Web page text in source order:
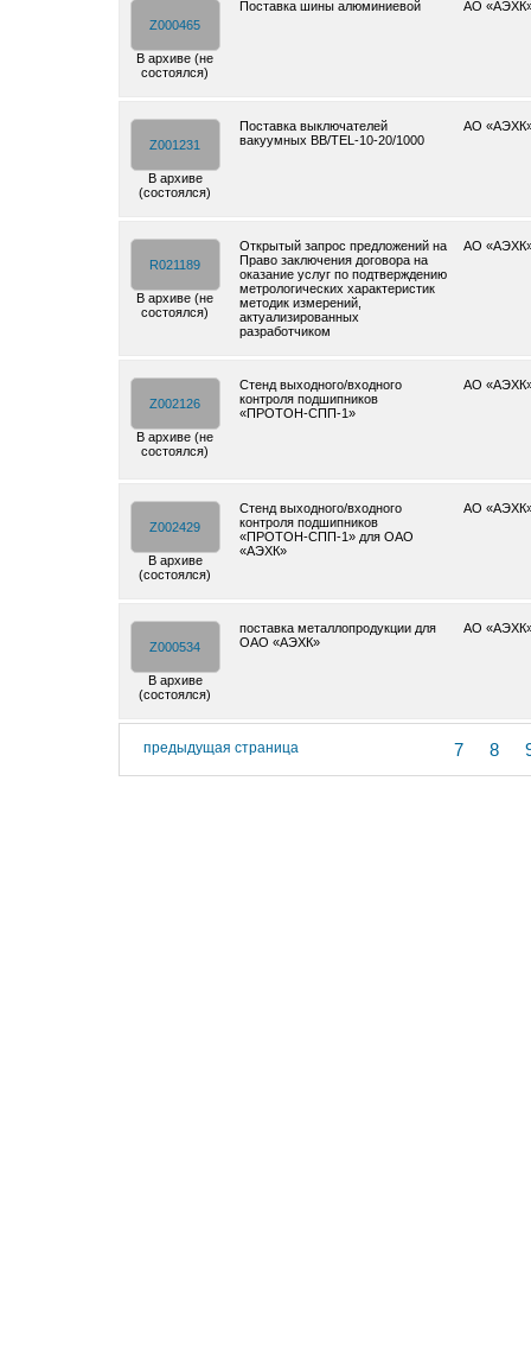
Z000465
В архиве (не
состоялся)
Поставка шины алюминиевой АО
Z001231
В архиве
(состоялся)
Поставка выключателей
вакуумных BB/TEL-10-20/1000
АО
R021189
В архиве (не
состоялся)
Открытый запрос предложений на
Право заключения договора на
оказание услуг по подтверждению
метрологических характеристик
методик измерений,
актуализированных
разработчиком
АО
Z002126
В архиве (не
состоялся)
Стенд выходного/входного
контроля подшипников
«ПРОТОН-СПП-1»
АО
Z002429
В архиве
(состоялся)
Стенд выходного/входного
контроля подшипников
«ПРОТОН-СПП-1» для ОАО
«АЭХК»
АО
Z000534
В архиве
(состоялся)
поставка металлопродукции для
ОАО «АЭХК»
АО
предыдущая страница 7 8